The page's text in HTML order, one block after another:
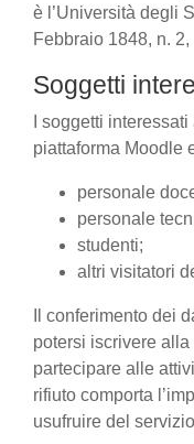
è l’Università degli
Febbraio 1848, n.
Soggetti
I soggetti
piattaforma Moodle
personale
personale
studenti;
altri visitatori
Il conferimento dei
potersi iscrivere
partecipare alle
rifiuto comporta
usufruire del